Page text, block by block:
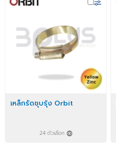
เหล็กรัดชุบรุ้ง Orbit
24 ตัวเลือก